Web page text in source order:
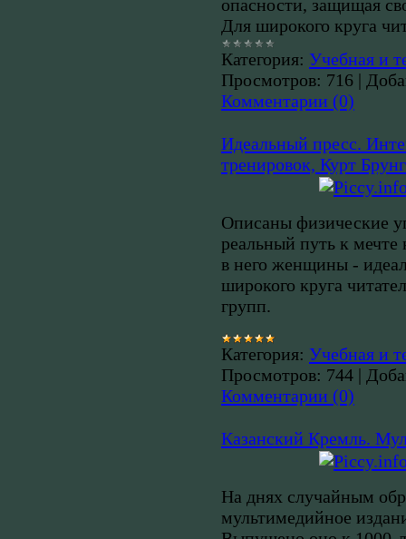
опасности, защищая
Для широкого круга
Категория: Учебная и
Просмотров: 716 |
Комментарии (0)
Идеальный пресс.
тренировок, Курт
Описаны физические
реальный путь к
в него женщины -
широкого круга
групп.
Категория: Учебная и
Просмотров: 744 |
Комментарии (0)
Казанский Кремль.
На днях случайным
мультимедийное